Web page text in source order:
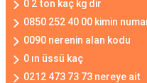
0 2 ton kaç kg dir
0850 252 40 00 kimin
0090 nerenin alan kodu
0 ın üssü kaç
0212 473 73 73 nereye ait